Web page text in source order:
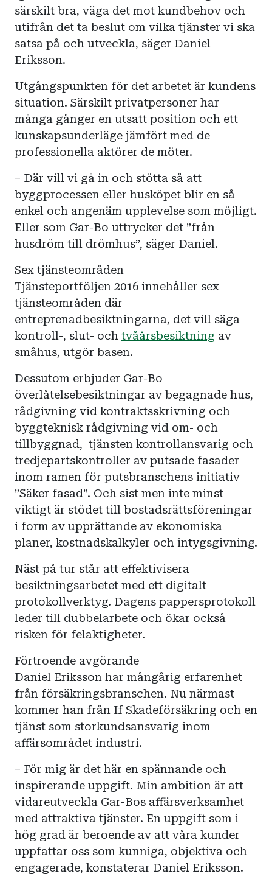
särskilt bra, väga det mot kundbehov och
utifrån det ta beslut om vilka tjänster vi ska
satsa på och utveckla, säger Daniel
Eriksson.
Utgångspunkten för det arbetet är kundens
situation. Särskilt privatpersoner har
många gånger en utsatt position och ett
kunskapsunderläge jämfört med de
professionella aktörer de möter.
– Där vill vi gå in och stötta så att
byggprocessen eller husköpet blir en så
enkel och angenäm upplevelse som möjligt.
Eller som Gar-Bo uttrycker det ”från
husdröm till drömhus”, säger Daniel.
Sex tjänsteområden
Tjänsteportföljen 2016 innehåller sex
tjänsteområden där
entreprenadbesiktningarna, det vill säga
kontroll-, slut- och tvåårsbesiktning av
småhus, utgör basen.
Dessutom erbjuder Gar-Bo
överlåtelsebesiktningar av begagnade hus,
rådgivning vid kontraktsskrivning och
byggteknisk rådgivning vid om- och
tillbyggnad, tjänsten kontrollansvarig och
tredjepartskontroller av putsade fasader
inom ramen för putsbranschens initiativ
”Säker fasad”. Och sist men inte minst
viktigt är stödet till bostadsrättsföreningar
i form av upprättande av ekonomiska
planer, kostnadskalkyler och intygsgivning.
Näst på tur står att effektivisera
besiktningsarbetet med ett digitalt
protokollverktyg. Dagens pappersprotokoll
leder till dubbelarbete och ökar också
risken för felaktigheter.
Förtroende avgörande
Daniel Eriksson har mångårig erfarenhet
från försäkringsbranschen. Nu närmast
kommer han från If Skadeförsäkring och en
tjänst som storkundsansvarig inom
affärsområdet industri.
– För mig är det här en spännande och
inspirerande uppgift. Min ambition är att
vidareutveckla Gar-Bos affärsverksamhet
med attraktiva tjänster. En uppgift som i
hög grad är beroende av att våra kunder
uppfattar oss som kunniga, objektiva och
engagerade, konstaterar Daniel Eriksson.